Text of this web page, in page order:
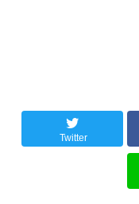
Twitter